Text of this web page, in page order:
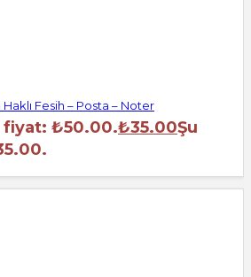
Fesih – Posta – Noter
fiyat: ₺50.00.₺35.00Şu